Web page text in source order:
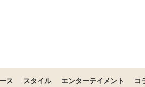
ス スタイル エンターテイメント コ